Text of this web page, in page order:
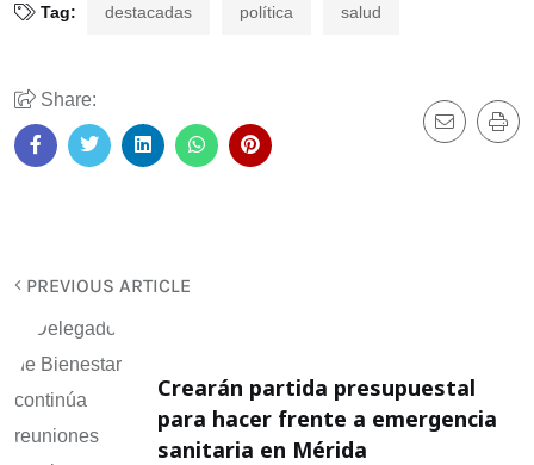
Tag: destacadas política salud
Share:
PREVIOUS ARTICLE
Crearán partida presupuestal
para hacer frente a emergencia
sanitaria en Mérida